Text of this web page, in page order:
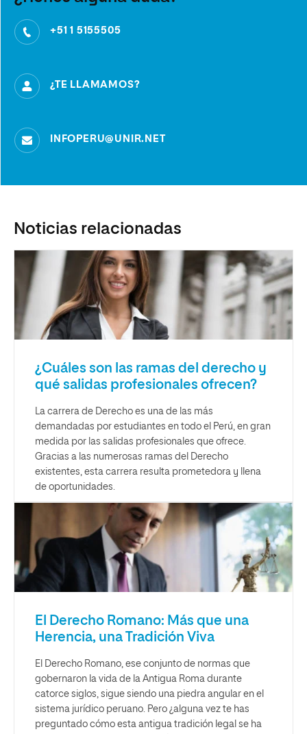
+51 1 5155505
¿TE LLAMAMOS?
INFOPERU@UNIR.NET
Noticias relacionadas
¿Cuáles son las ramas del derecho y
qué salidas profesionales ofrecen?
La carrera de Derecho es una de las más
demandadas por estudiantes en todo el Perú, en gran
medida por las salidas profesionales que ofrece.
Gracias a las numerosas ramas del Derecho
existentes, esta carrera resulta prometedora y llena
de oportunidades.
El Derecho Romano: Más que una
Herencia, una Tradición Viva
El Derecho Romano, ese conjunto de normas que
gobernaron la vida de la Antigua Roma durante
catorce siglos, sigue siendo una piedra angular en el
sistema jurídico peruano. Pero ¿alguna vez te has
preguntado cómo esta antigua tradición legal se ha